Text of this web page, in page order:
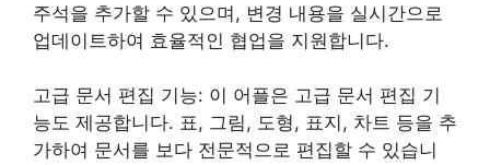
주석을 추가할 수 있으며, 변경 내용을 실시간으로
업데이트하여 효율적인 협업을 지원합니다.
고급 문서 편집 기능: 이 어플은 고급 문서 편집 기
능도 제공합니다. 표, 그림, 도형, 표지, 차트 등을 추
가하여 문서를 보다 전문적으로 편집할 수 있습니